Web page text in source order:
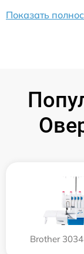
Показать
Brother